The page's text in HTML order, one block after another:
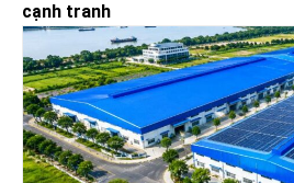
cạnh tranh